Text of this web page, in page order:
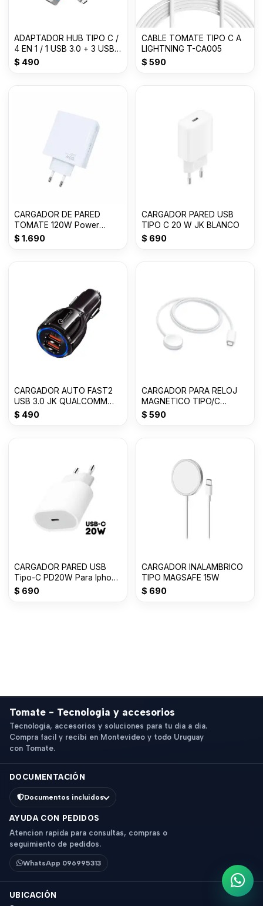
ADAPTADOR HUB TIPO C /
4 EN 1 / 1 USB 3.0 + 3 USB
2.0
$ 490
CABLE TOMATE TIPO C A
LIGHTNING T-CA005
$ 590
CARGADOR DE PARED
TOMATE 120W Power
adapter Suit USB T-CH018
$ 1.690
CARGADOR PARED USB
TIPO C 20 W JK BLANCO
$ 690
CARGADOR AUTO FAST2
USB 3.0 JK QUALCOMM
CHIP 12/24 VLTS 3.1
$ 490
CARGADOR PARA RELOJ
MAGNETICO TIPO/C
GENERICO
$ 590
CARGADOR PARED USB
Tipo-C PD20W Para Iphone
BLANCO
$ 690
CARGADOR INALAMBRICO
TIPO MAGSAFE 15W
$ 690
Tomate - Tecnologia y accesorios
Tecnologia, accesorios y soluciones para tu dia a dia.
Compra facil y recibi en Montevideo y todo Uruguay
con Tomate.
DOCUMENTACIÓN
Documentos incluidos
AYUDA CON PEDIDOS
Atencion rapida para consultas, compras o
seguimiento de pedidos.
WhatsApp 096995313
UBICACIÓN